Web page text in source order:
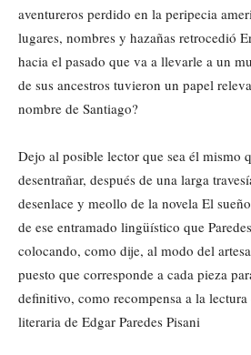
aventureros perdido en la peripecia
lugares, nombres y hazañas retrocedió
hacia el pasado que va a llevarle a un
de sus ancestros tuvieron un papel
nombre de Santiago?
Dejo al posible lector que sea él mismo
desentrañar, después de una larga
desenlace y meollo de la novela El
de ese entramado lingüístico que
colocando, como dije, al modo del
puesto que corresponde a cada pieza
definitivo, como recompensa a la lectura
literaria de Edgar Paredes Pisani